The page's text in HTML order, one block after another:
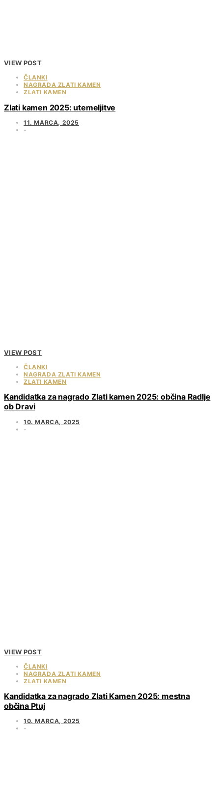
VIEW POST
ČLANKI
NAGRADA ZLATI KAMEN
ZLATI KAMEN
Zlati kamen 2025: utemeljitve
11. MARCA, 2025
VIEW POST
ČLANKI
NAGRADA ZLATI KAMEN
ZLATI KAMEN
Kandidatka za nagrado Zlati kamen 2025: občina Radlje
ob Dravi
10. MARCA, 2025
VIEW POST
ČLANKI
NAGRADA ZLATI KAMEN
ZLATI KAMEN
Kandidatka za nagrado Zlati Kamen 2025: mestna
občina Ptuj
10. MARCA, 2025